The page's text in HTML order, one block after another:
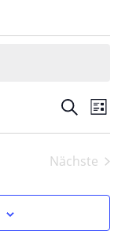
Suche
und
SucheListe
Nächste